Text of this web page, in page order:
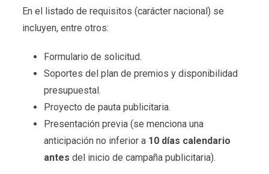
En el listado de requisitos (carácter nacional) se
incluyen, entre otros:
Formulario de solicitud.
Soportes del plan de premios y disponibilidad
presupuestal.
Proyecto de pauta publicitaria.
Presentación previa (se menciona una
anticipación no inferior a 10 días calendario
antes del inicio de campaña publicitaria).